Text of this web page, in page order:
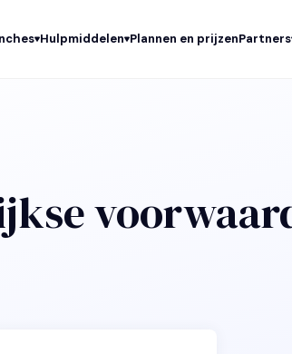
Hulpmiddelen Plannen en prijzenPartners